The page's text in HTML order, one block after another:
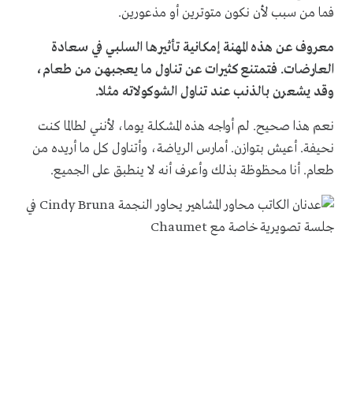
فما من سبب لأن نكون متوترين أو مذعورين.
معروف عن هذه المهنة إمكانية تأثيرها السلبي في سعادة
العارضات. فتمتنع كثيرات عن تناول ما يعجبهن من طعام،
وقد يشعرن بالذنب عند تناول الشوكولاته مثلا.
نعم هذا صحيح. لم أواجه هذه المشكلة يوما، لأنني لطالما كنت
نحيفة. أعيش بتوازن. أمارس الرياضة، وأتناول كل ما أريده من
طعام. أنا محظوظة بذلك وأعرف أنه لا ينطبق على الجميع.